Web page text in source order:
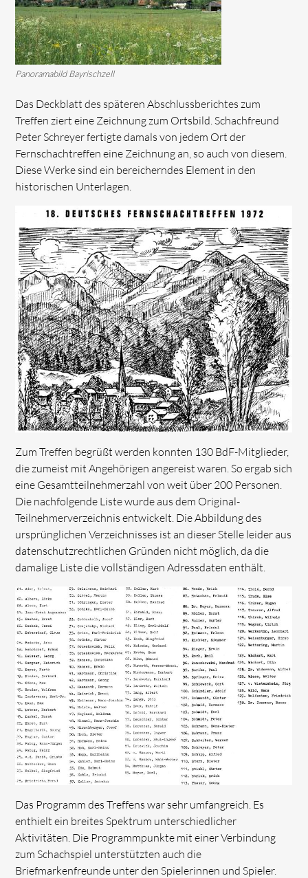
Panoramabild Bayrischzell
Das Deckblatt des späteren Abschlussberichtes zum
Treffen ziert eine Zeichnung zum Ortsbild. Schachfreund
Peter Schreyer fertigte damals von jedem Ort der
Fernschachtreffen eine Zeichnung an, so auch von diesem.
Diese Werke sind ein bereicherndes Element in den
historischen Unterlagen.
Zum Treffen begrüßt werden konnten 130 BdF-Mitglieder,
die zumeist mit Angehörigen angereist waren. So ergab sich
eine Gesamtteilnehmerzahl von weit über 200 Personen.
Die nachfolgende Liste wurde aus dem Original-
Teilnehmerverzeichnis entwickelt. Die Abbildung des
ursprünglichen Verzeichnisses ist an dieser Stelle leider aus
datenschutzrechtlichen Gründen nicht möglich, da die
damalige Liste die vollständigen Adressdaten enthält.
Das Programm des Treffens war sehr umfangreich. Es
enthielt ein breites Spektrum unterschiedlicher
Aktivitäten. Die Programmpunkte mit einer Verbindung
zum Schachspiel unterstützten auch die
Briefmarkenfreunde unter den Spielerinnen und Spieler.